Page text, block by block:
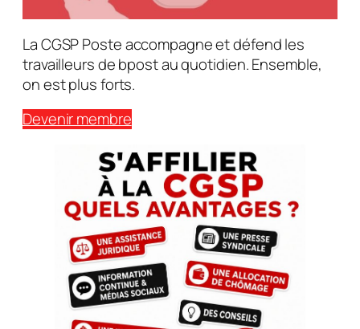
La CGSP Poste accompagne et défend les
travailleurs de bpost au quotidien. Ensemble,
on est plus forts.
Devenir membre